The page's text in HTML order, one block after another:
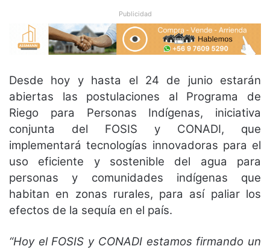
Publicidad
Desde hoy y hasta el 24 de junio estarán
abiertas las postulaciones al Programa de
Riego para Personas Indígenas, iniciativa
conjunta del FOSIS y CONADI, que
implementará tecnologías innovadoras para el
uso eficiente y sostenible del agua para
personas y comunidades indígenas que
habitan en zonas rurales, para así paliar los
efectos de la sequía en el país.
“Hoy el FOSIS y CONADI estamos firmando un